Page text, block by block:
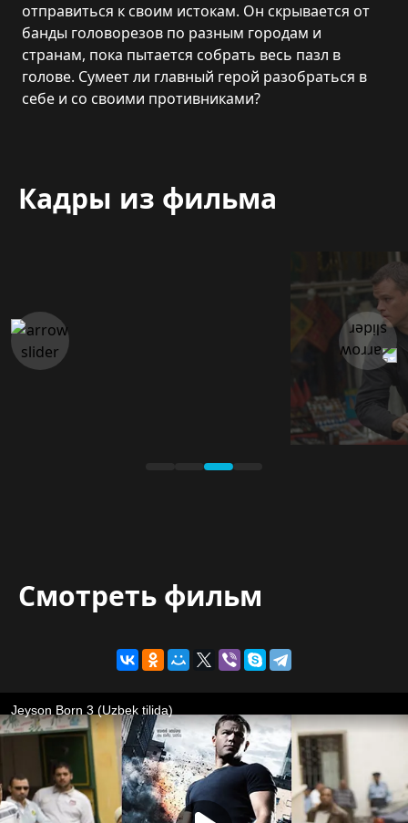
отправиться к своим истокам. Он скрывается от
банды головорезов по разным городам и
странам, пока пытается собрать весь пазл в
голове. Сумеет ли главный герой разобраться в
себе и со своими противниками?
Кадры из фильма
Смотреть фильм